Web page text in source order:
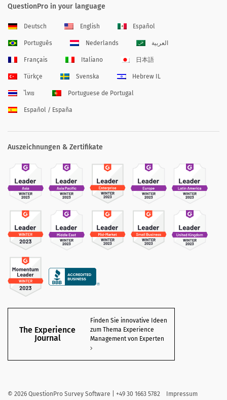
QuestionPro in your language
Deutsch English Español
Português Nederlands العربية
Français Italiano 日本語
Türkçe Svenska Hebrew IL
ไทย Portuguese de Portugal
Español / España
Auszeichnungen & Zertifikate
The Experience
Journal
Finden Sie innovative Ideen
zum Thema Experience
Management von Experten
© 2026 QuestionPro Survey Software | +49 30 1663 5782 Impressum